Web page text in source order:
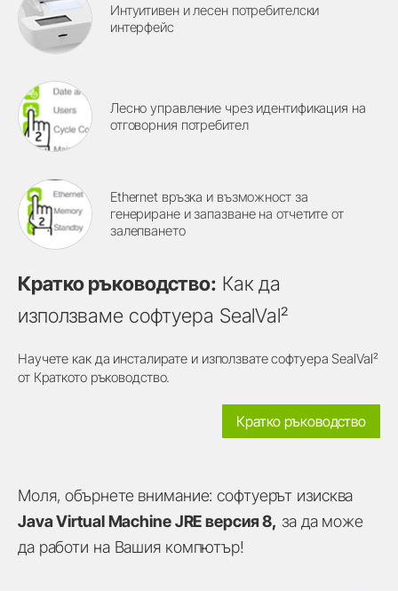
Интуитивен и лесен потребителски
интерфейс
Лесно управление чрез идентификация на
отговорния потребител
Ethernet връзка и възможност за
генериране и запазване на отчетите от
залепването
Кратко ръководство: Как да
използваме софтуера SealVal²
Научете как да инсталирате и използвате софтуера SealVal²
от Краткото ръководство.
Кратко ръководство
Моля, обърнете внимание: софтуерът изисква
Java Virtual Machine JRE версия 8, за да може
да работи на Вашия компютър!